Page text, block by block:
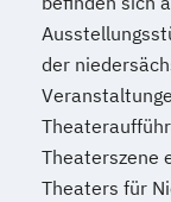
der
Theaterszene
Theaters für